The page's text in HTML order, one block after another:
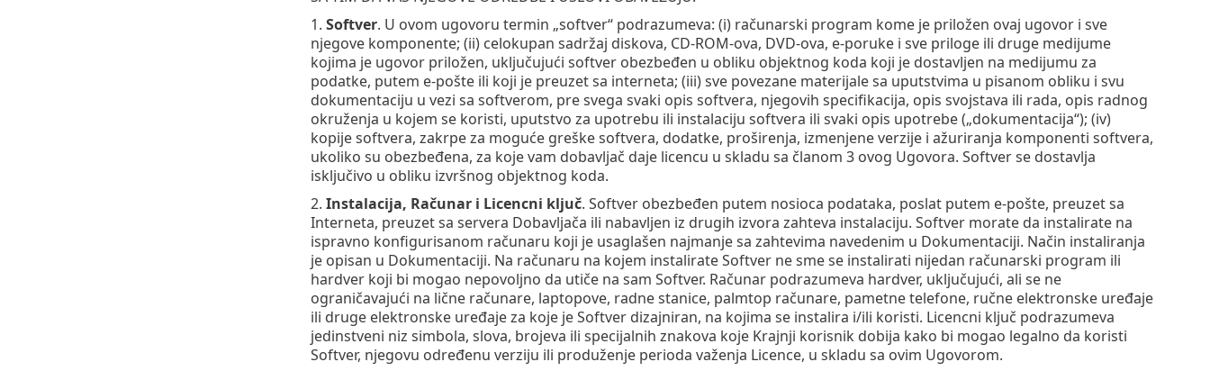
1. Softver. U ovom ugovoru termin „softver“ podrazumeva: (i) računarski program kome je priložen ovaj ugovor i sve
njegove komponente; (ii) celokupan sadržaj diskova, CD-ROM-ova, DVD-ova, e-poruke i sve priloge ili druge medijume
kojima je ugovor priložen, uključujući softver obezbeđen u obliku objektnog koda koji je dostavljen na medijumu za
podatke, putem e-pošte ili koji je preuzet sa interneta; (iii) sve povezane materijale sa uputstvima u pisanom obliku i svu
dokumentaciju u vezi sa softverom, pre svega svaki opis softvera, njegovih specifikacija, opis svojstava ili rada, opis radnog
okruženja u kojem se koristi, uputstvo za upotrebu ili instalaciju softvera ili svaki opis upotrebe („dokumentacija“); (iv)
kopije softvera, zakrpe za moguće greške softvera, dodatke, proširenja, izmenjene verzije i ažuriranja komponenti softvera,
ukoliko su obezbeđena, za koje vam dobavljač daje licencu u skladu sa članom 3 ovog Ugovora. Softver se dostavlja
isključivo u obliku izvršnog objektnog koda.
2. Instalacija, Računar i Licencni ključ. Softver obezbeđen putem nosioca podataka, poslat putem e-pošte, preuzet sa
Interneta, preuzet sa servera Dobavljača ili nabavljen iz drugih izvora zahteva instalaciju. Softver morate da instalirate na
ispravno konfigurisanom računaru koji je usaglašen najmanje sa zahtevima navedenim u Dokumentaciji. Način instaliranja
je opisan u Dokumentaciji. Na računaru na kojem instalirate Softver ne sme se instalirati nijedan računarski program ili
hardver koji bi mogao nepovoljno da utiče na sam Softver. Računar podrazumeva hardver, uključujući, ali se ne
ograničavajući na lične računare, laptopove, radne stanice, palmtop računare, pametne telefone, ručne elektronske uređaje
ili druge elektronske uređaje za koje je Softver dizajniran, na kojima se instalira i/ili koristi. Licencni ključ podrazumeva
jedinstveni niz simbola, slova, brojeva ili specijalnih znakova koje Krajnji korisnik dobija kako bi mogao legalno da koristi
Softver, njegovu određenu verziju ili produženje perioda važenja Licence, u skladu sa ovim Ugovorom.